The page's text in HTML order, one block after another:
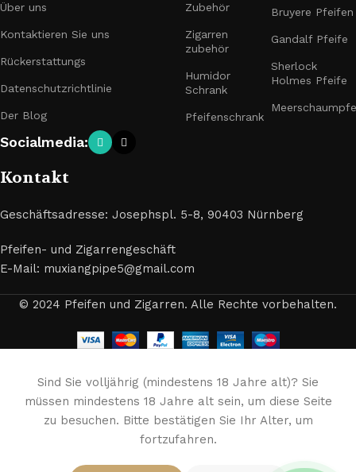
Über uns
Kontaktieren Sie uns
Rückerstattungs
Datenschutzrichtlinie
Der Blog
Zubehör
Zigarren
zubehör
Humidor
Schrank
Pfeifenschrank
Bruyere Pfeifen
Gandalf Pfeife
Sherlock
Holmes Pfeife
Socialmedia:
Kontakt
Geschäftsadresse: Josephspl. 5-8, 90403 Nürnberg
Pfeifen- und Zigarrengeschäft
E-Mail: muxiangpipe5@gmail.com
© 2024 Pfeifen und Zigarren. Alle Rechte vorbehalten.
Sind Sie volljährig (mindestens 18 Jahre alt)? Sie
müssen mindestens 18 Jahre alt sein, um diese Seite
zu besuchen. Bitte bestätigen Sie Ihr Alter, um
fortzufahren.